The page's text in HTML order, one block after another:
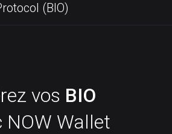
(BIO)
vos BIO
NOW Wallet